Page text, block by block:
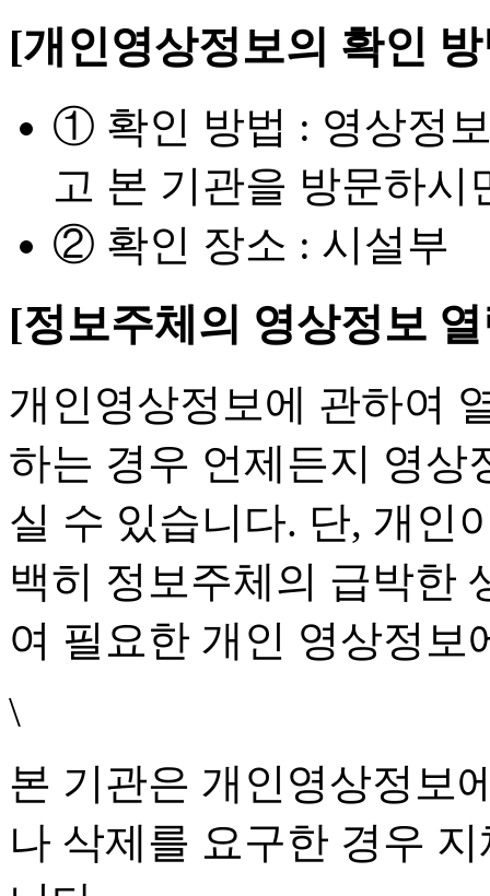
[개인영상정보의 확인
① 확인 방법 : 영상정
고 본 기관을 방문하시
② 확인 장소 : 시설부
[정보주체의 영상정보
개인영상정보에 관하여
하는 경우 언제든지 영상
실 수 있습니다. 단, 개인
백히 정보주체의 급박한
여 필요한 개인 영상정보
\
본 기관은 개인영상정보
나 삭제를 요구한 경우